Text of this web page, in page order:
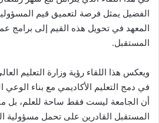
الفضيل يمثل فرصة لتعميق قيم المسؤولية
المعهد في تحويل هذه القيم إلى برامج
المستقبل.
ويعكس هذا اللقاء رؤية وزارة التعليم
في دمج التعليم الأكاديمي مع بناء الوعي
أن الجامعة ليست فقط ساحة للعلم، بل
المستقبل القادرين على تحمل مسؤولية